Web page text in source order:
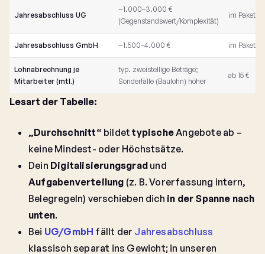
Jahresabschluss UG
~1.000–3.000 €
(Gegenstandswert/Komplexität)
im Paket
Jahresabschluss GmbH ~1.500–4.000 € im Paket
Lohnabrechnung je
Mitarbeiter (mtl.)
typ. zweistellige Beträge;
Sonderfälle (Baulohn) höher
ab 15 €
Lesart der Tabelle:
„Durchschnitt“ bildettypischeAngebote ab –
keine Mindest- oder Höchstsätze.
Dein Digitalisierungsgrad und
Aufgabenverteilung (z. B. Vorerfassung intern,
Belegregeln) verschieben dich in der Spanne nach
unten.
Bei UG/GmbH fällt der Jahresabschluss
klassisch separat ins Gewicht; in unseren